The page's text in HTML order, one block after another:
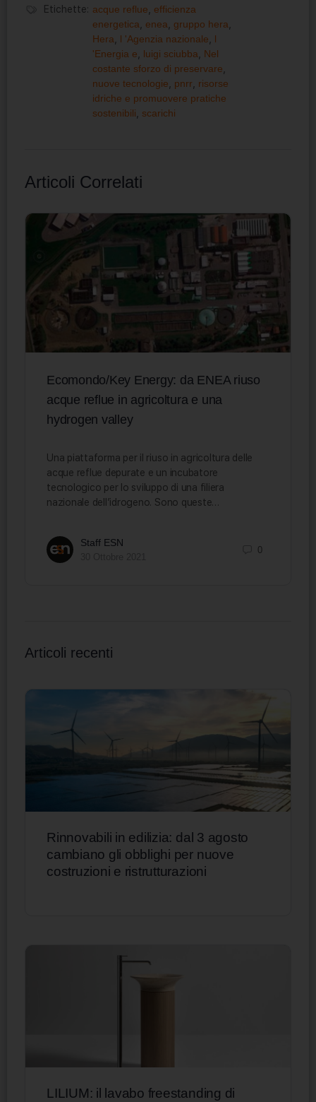
Etichette: acque reflue
efficienza
energetica
enea gruppo hera
Hera
l 'Agenzia nazionale
l
'Energia e
luigi sciubba
Nel
costante sforzo di preservare
nuove tecnologie
pnrr
risorse
idriche e promuovere pratiche
sostenibili
scarichi
Articoli Correlati
Ecomondo/Key Energy: da ENEA riuso
acque reflue in agricoltura e una
hydrogen valley
Una piattaforma per il riuso in agricoltura delle
acque reflue depurate e un incubatore
tecnologico per lo sviluppo di una filiera
nazionale dell’idrogeno. Sono queste…
Staff ESN
0
Articoli recenti
Rinnovabili in edilizia: dal 3 agosto
cambiano gli obblighi per nuove
costruzioni e ristrutturazioni
LILIUM: il lavabo freestanding di